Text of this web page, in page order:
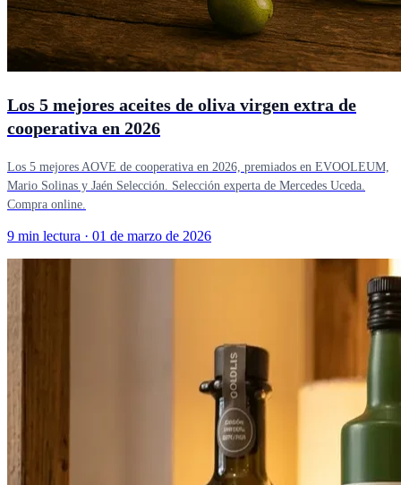
Los 5 mejores aceites de oliva virgen extra de
cooperativa en 2026
Los 5 mejores AOVE de cooperativa en 2026, premiados en EVOOLEUM,
Mario Solinas y Jaén Selección. Selección experta de Mercedes Uceda.
Compra online.
9 min lectura · 01 de marzo de 2026